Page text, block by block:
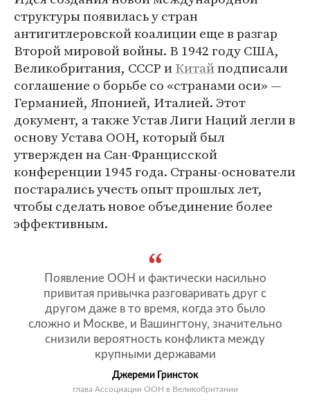
структуры появилась у стран
антигитлеровской коалиции еще в разгар
Второй мировой войны. В 1942 году США,
Великобритания, СССР иКитайподписали
соглашение о борьбе со «странами оси» —
Германией, Японией, Италией. Этот
документ, а также Устав Лиги Наций легли в
основу Устава ООН, который был
утвержден на Сан-Францисской
конференции 1945 года. Страны-основатели
постарались учесть опыт прошлых лет,
чтобы сделать новое объединение более
эффективным.
Появление ООН и фактически насильно
привитая привычка разговаривать друг с
другом даже в то время, когда это было
сложно и Москве, и Вашингтону, значительно
снизили вероятность конфликта между
крупными державами
Джереми Гринсток
глава Ассоциации ООН в Великобритании